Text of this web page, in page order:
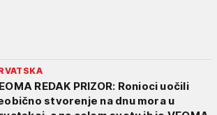
REDAK PRIZOR: Ronioci uočili
stvorenje na dnu mora u